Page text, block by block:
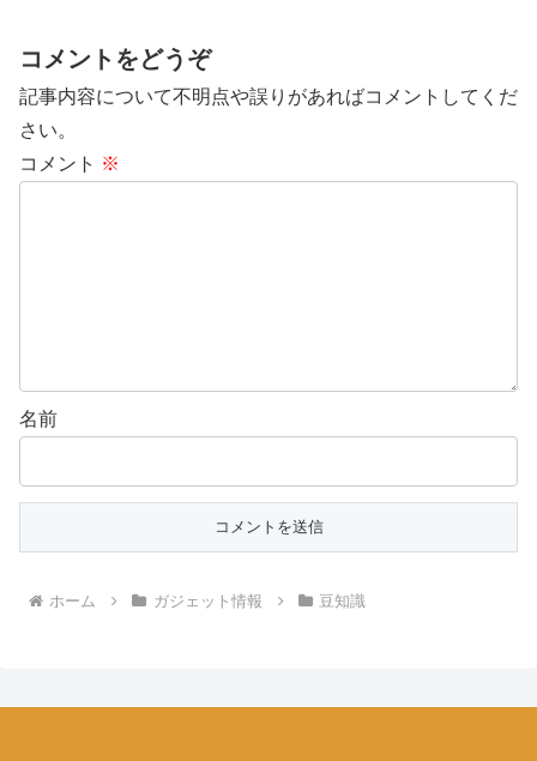
コメントをどうぞ
記事内容について不明点や誤りがあればコメントしてくだ
さい。
コメント ※
名前
ホーム ガジェット情報 豆知識